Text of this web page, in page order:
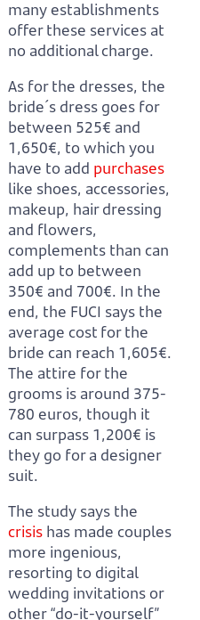
many establishments
offer these services at
no additional charge.
As for the dresses, the
bride´s dress goes for
between 525€ and
1,650€, to which you
have to add purchases
like shoes, accessories,
makeup, hair dressing
and flowers,
complements than can
add up to between
350€ and 700€. In the
end, the FUCI says the
average cost for the
bride can reach 1,605€.
The attire for the
grooms is around 375-
780 euros, though it
can surpass 1,200€ is
they go for a designer
suit.
The study says the
crisis has made couples
more ingenious,
resorting to digital
wedding invitations or
other “do-it-yourself”